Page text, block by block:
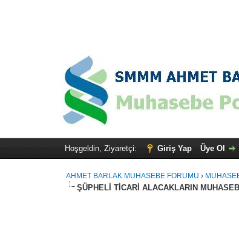
Hoşgeldin, Ziyaretçi: Giriş Yap Üye Ol
AHMET BARLAK MUHASEBE FORUMU ›
ŞÜPHELİ TİCARİ ALACAKLARIN